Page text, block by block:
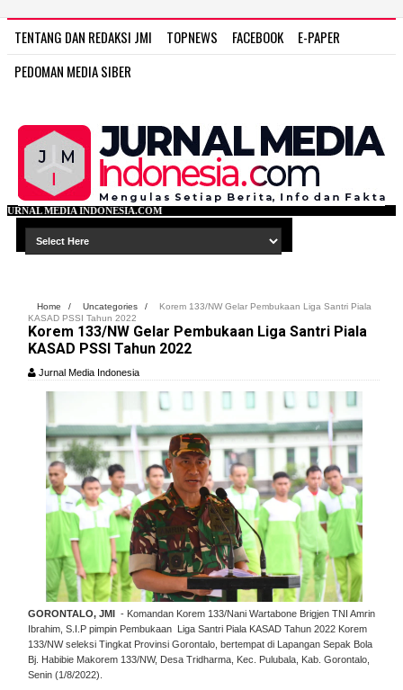
TENTANG DAN REDAKSI JMI TOPNEWS FACEBOOK
E-PAPER
PEDOMAN MEDIA SIBER
Home / Uncategories /
Korem 133/NW Gelar Pembukaan Liga Santri Piala
KASAD PSSI Tahun 2022
Korem 133/NW Gelar Pembukaan Liga Santri Piala
KASAD PSSI Tahun 2022
Jurnal Media Indonesia
GORONTALO, JMI
- Komandan Korem 133/Nani Wartabone Brigjen TNI Amrin
Ibrahim, S.I.P pimpin Pembukaan Liga Santri Piala KASAD Tahun 2022 Korem
133/NW seleksi Tingkat Provinsi Gorontalo, bertempat di Lapangan Sepak Bola
Bj. Habibie Makorem 133/NW, Desa Tridharma, Kec. Pulubala, Kab. Gorontalo,
Senin (1/8/2022).